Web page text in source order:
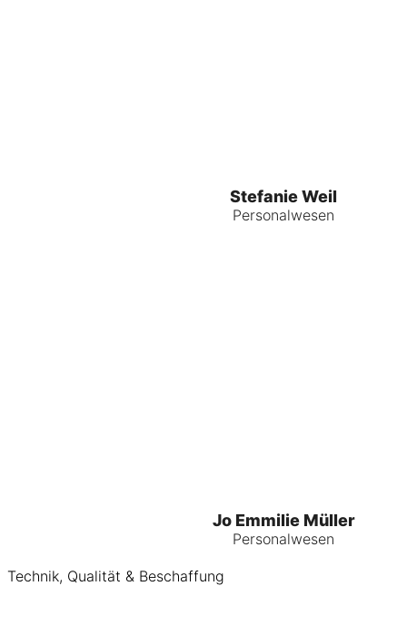
Stefanie Weil
Personalwesen
Jo Emmilie Müller
Personalwesen
Technik, Qualität & Beschaffung